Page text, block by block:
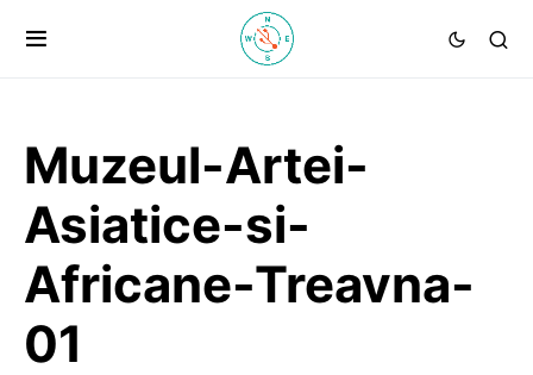
Muzeul-Artei-
Asiatice-si-
Africane-Treavna-
01